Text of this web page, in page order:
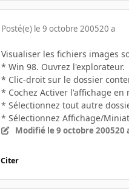
Posté(e) le 9 octobre 200520 a
Visualiser les fichiers images
* Win 98. Ouvrez l'explorateur.
* Clic-droit sur le dossier
* Cochez Activer l'affichage en
* Sélectionnez tout autre
* Sélectionnez Affichage/
Modifié le 9 octobre 200520
Citer